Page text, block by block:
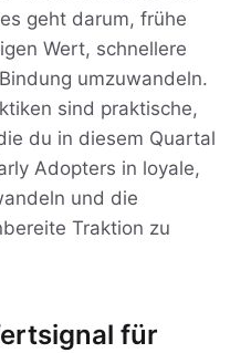
geht darum, frühe
Wert, schnellere
umzuwandeln.
sind praktische,
du in diesem Quartal
Adopters in loyale,
und die
Traktion zu
für